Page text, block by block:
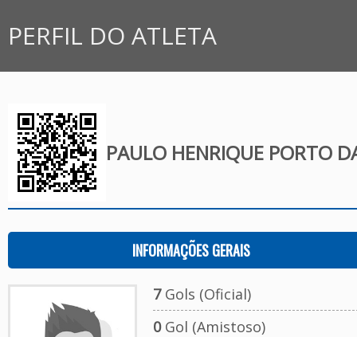
PERFIL DO ATLETA
PAULO HENRIQUE PORTO
INFORMAÇÕES GERAIS
7Gols (Oficial)
0Gol (Amistoso)